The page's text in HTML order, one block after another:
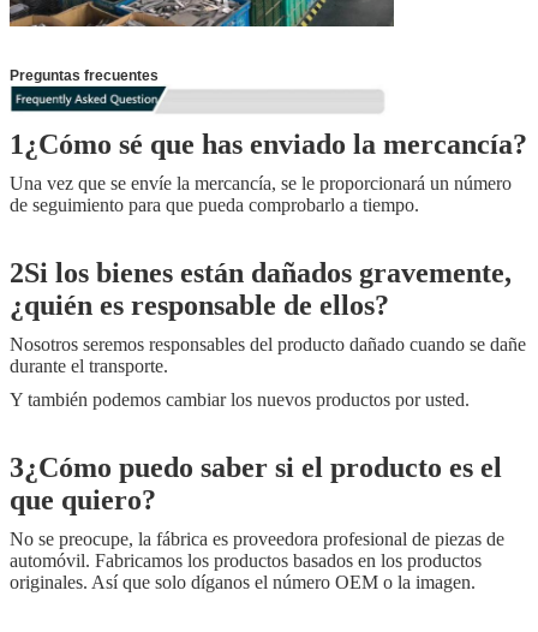
Preguntas frecuentes
1¿Cómo sé que has enviado la mercancía?
Una vez que se envíe la mercancía, se le proporcionará un número
de seguimiento para que pueda comprobarlo a tiempo.
2Si los bienes están dañados gravemente,
¿quién es responsable de ellos?
Nosotros seremos responsables del producto dañado cuando se dañe
durante el transporte.
Y también podemos cambiar los nuevos productos por usted.
3¿Cómo puedo saber si el producto es el
que quiero?
No se preocupe, la fábrica es proveedora profesional de piezas de
automóvil. Fabricamos los productos basados en los productos
originales. Así que solo díganos el número OEM o la imagen.